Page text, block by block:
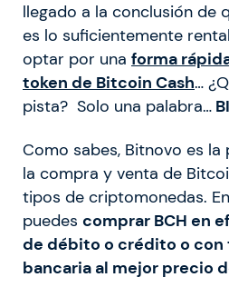
llegado a la conclusión de
es lo suficientemente
optar por una forma
token de Bitcoin Cash…
pista? Solo una palabra…
Como sabes, Bitnovo es
la compra y venta de
tipos de criptomonedas.
puedes comprar BCH en
de débito o crédito o con
bancaria al mejor precio